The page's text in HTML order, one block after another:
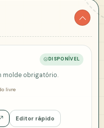
DISPONÍVEL
molde obrigatório.
livre
Editor rápido